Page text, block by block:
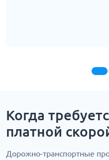
Когда
платной
Дорожно-транспортные